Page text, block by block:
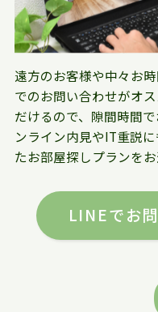
遠方のお客様や中々お
でのお問い合わせがオ
だけるので、隙間時間
ンライン内見やIT重説
たお部屋探しプランを
LINEでお